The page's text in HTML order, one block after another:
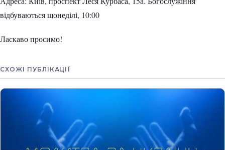
відбуваються щонеділі, 10:00
Ласкаво просимо!
СХОЖІ ПУБЛІКАЦІЇ